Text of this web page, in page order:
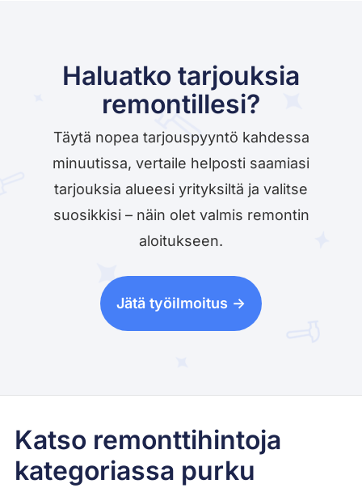
Haluatko tarjouksia
remontillesi?
Täytä nopea tarjouspyyntö kahdessa
minuutissa, vertaile helposti saamiasi
tarjouksia alueesi yrityksiltä ja valitse
suosikkisi – näin olet valmis remontin
aloitukseen.
Jätä työilmoitus ->
Katso remonttihintoja
kategoriassa purku